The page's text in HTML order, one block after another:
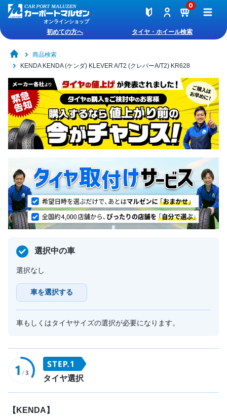
オンラインショップ
0
初めての方へ タイヤ・ホイール検索
商品検索
KENDA KENDA (ケンダ) KLEVER A/T2 (クレバーA/T2) KR628
選択中の車
選択なし
車を選択する
車もしくはタイヤサイズの選択が必要になります。
タイヤ選択
【KENDA】